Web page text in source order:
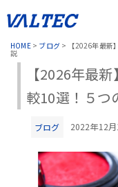
HOME> ブログ> 【2026年最
説
【2026年最
較10選！５つ
ブログ 2022年12月